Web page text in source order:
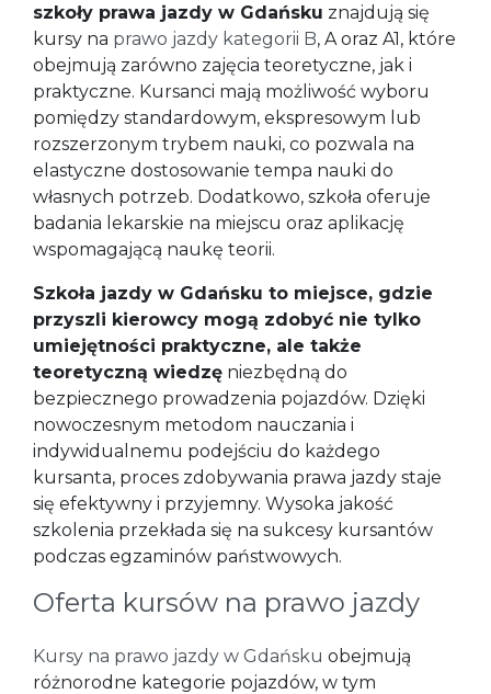
szkoły prawa jazdy w Gdańsku znajdują się
kursy na prawo jazdy kategorii B, A oraz A1, które
obejmują zarówno zajęcia teoretyczne, jak i
praktyczne. Kursanci mają możliwość wyboru
pomiędzy standardowym, ekspresowym lub
rozszerzonym trybem nauki, co pozwala na
elastyczne dostosowanie tempa nauki do
własnych potrzeb. Dodatkowo, szkoła oferuje
badania lekarskie na miejscu oraz aplikację
wspomagającą naukę teorii.
Szkoła jazdy w Gdańsku to miejsce, gdzie
przyszli kierowcy mogą zdobyć nie tylko
umiejętności praktyczne, ale także
teoretyczną wiedzę niezbędną do
bezpiecznego prowadzenia pojazdów. Dzięki
nowoczesnym metodom nauczania i
indywidualnemu podejściu do każdego
kursanta, proces zdobywania prawa jazdy staje
się efektywny i przyjemny. Wysoka jakość
szkolenia przekłada się na sukcesy kursantów
podczas egzaminów państwowych.
Oferta kursów na prawo jazdy
Kursy na prawo jazdy w Gdańsku obejmują
różnorodne kategorie pojazdów, w tym